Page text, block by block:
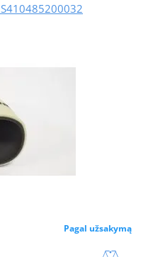
Pagal užsakymą